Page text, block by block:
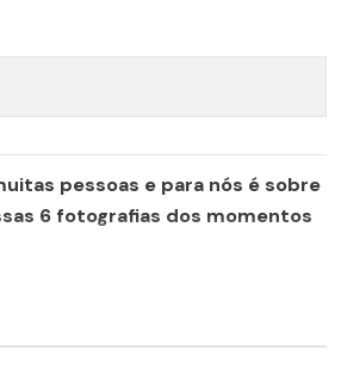
pessoas e para nós é sobre
6 fotografias dos momentos